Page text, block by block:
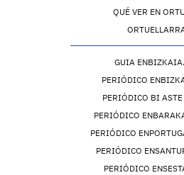
QUÉ VER EN
GUIA
PERIÓDICO
PERIÓDICO BI
PERIÓDICO
PERIÓDICO
PERIÓDICO
PERIÓDICO